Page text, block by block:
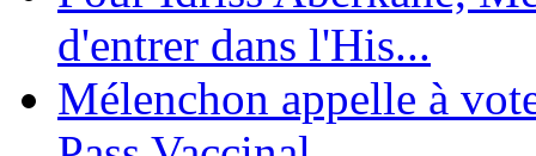
d'entrer dans l'His...
Mélenchon appelle à